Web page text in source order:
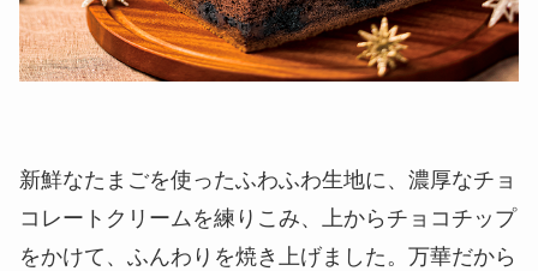
新鮮なたまごを使ったふわふわ生地に、濃厚なチョ
コレートクリームを練りこみ、上からチョコチップ
をかけて、ふんわりを焼き上げました。万華だから